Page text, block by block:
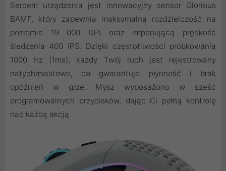
Sercem urządzenia jest innowacyjny sensor Glorious
BAMF, który zapewnia maksymalną rozdzielczość na
poziomie 19 000 DPI oraz imponującą prędkość
śledzenia 400 IPS. Dzięki częstotliwości próbkowania
1000 Hz (1ms), każdy Twój ruch jest rejestrowany
natychmiastowo, co gwarantuje płynność i brak
opóźnień w grze. Mysz wyposażono w sześć
programowalnych przycisków, dając Ci pełną kontrolę
nad każdą akcją.